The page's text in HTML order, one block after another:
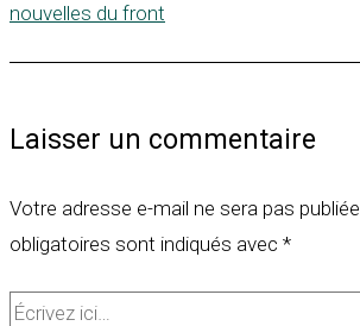
nouvelles du front
Laisser un commentaire
Votre adresse e-mail ne sera pas publiée.
obligatoires sont indiqués avec *
Écrivez